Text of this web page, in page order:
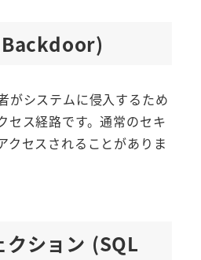
がシステムに侵入するため
セス経路です。通常のセキ
クセスされることがありま
クション (SQL